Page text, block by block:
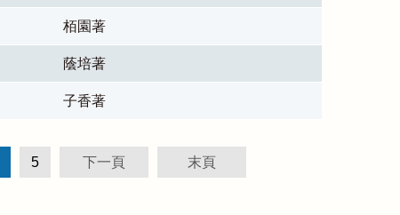
栢園著
蔭培著
子香著
5 下一頁 末頁